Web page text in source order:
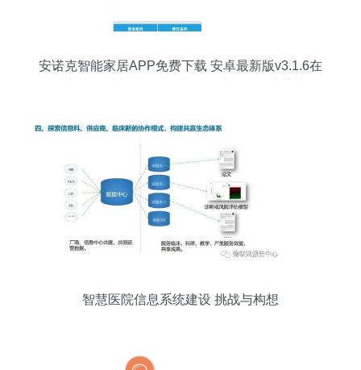
安诺克智能家居APP免费下载 安卓最新版v3.1.6在
智慧医院信息系统建设 挑战与构想